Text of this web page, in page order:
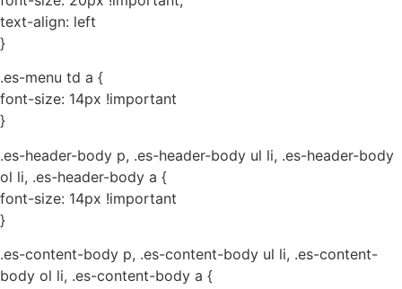
text-align: left
}
.es-menu td a {
font-size: 14px !important
}
.es-header-body p, .es-header-body ul li, .es-header-body
ol li, .es-header-body a {
font-size: 14px !important
}
.es-content-body p, .es-content-body ul li, .es-content-
body ol li, .es-content-body a {